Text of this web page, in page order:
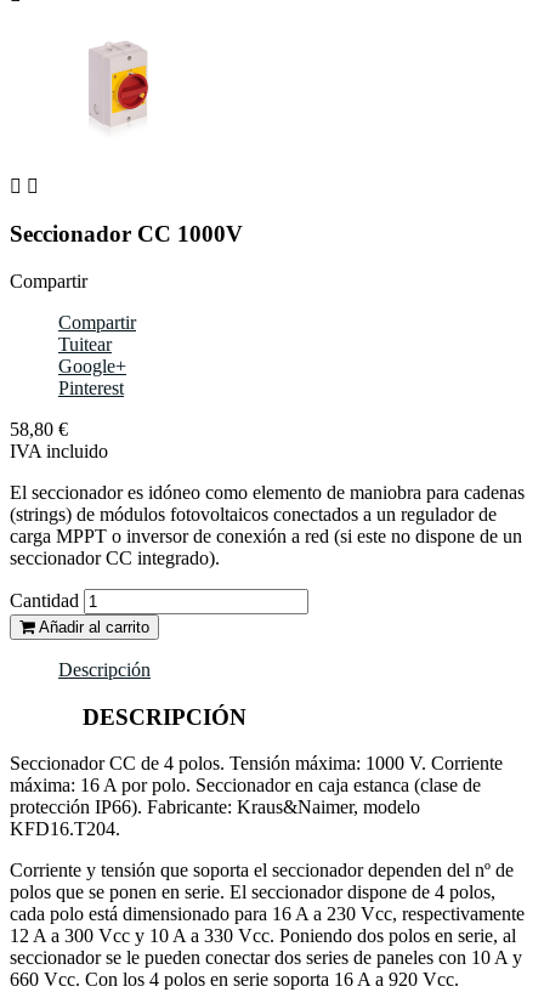
 
Seccionador CC 1000V
Compartir
Compartir
Tuitear
Google+
Pinterest
58,80 €
IVA incluido
El seccionador es idóneo como elemento de maniobra para cadenas
(strings) de módulos fotovoltaicos conectados a un regulador de
carga MPPT o inversor de conexión a red (si este no dispone de un
seccionador CC integrado).
Cantidad
Añadir al carrito
Descripción
DESCRIPCIÓN
Seccionador CC de 4 polos. Tensión máxima: 1000 V. Corriente
máxima: 16 A por polo. Seccionador en caja estanca (clase de
protección IP66). Fabricante: Kraus&Naimer, modelo
KFD16.T204.
Corriente y tensión que soporta el seccionador dependen del nº de
polos que se ponen en serie. El seccionador dispone de 4 polos,
cada polo está dimensionado para 16 A a 230 Vcc, respectivamente
12 A a 300 Vcc y 10 A a 330 Vcc. Poniendo dos polos en serie, al
seccionador se le pueden conectar dos series de paneles con 10 A y
660 Vcc. Con los 4 polos en serie soporta 16 A a 920 Vcc.